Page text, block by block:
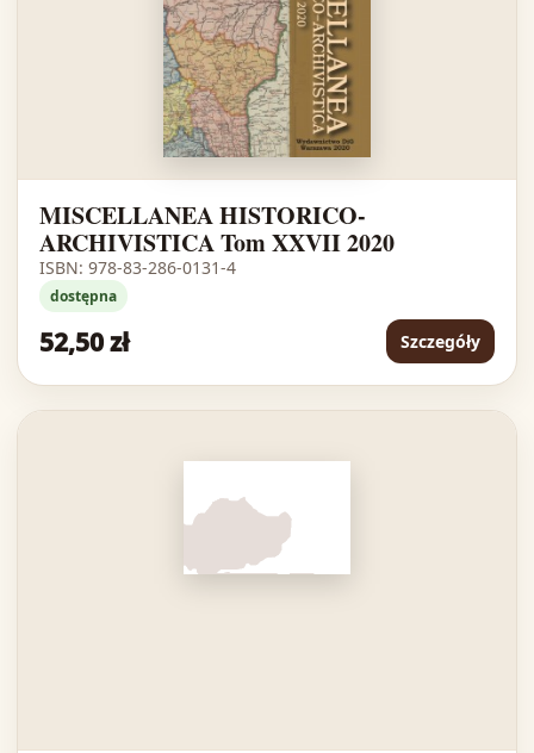
MISCELLANEA HISTORICO-
ARCHIVISTICA Tom XXVII 2020
ISBN: 978-83-286-0131-4
dostępna
52,50 zł Szczegóły